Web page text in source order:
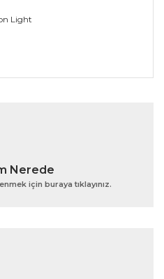
Light
ürün açıklamalarında ve
bilgiler bulunuyor.
Nerede
için buraya tıklayınız.